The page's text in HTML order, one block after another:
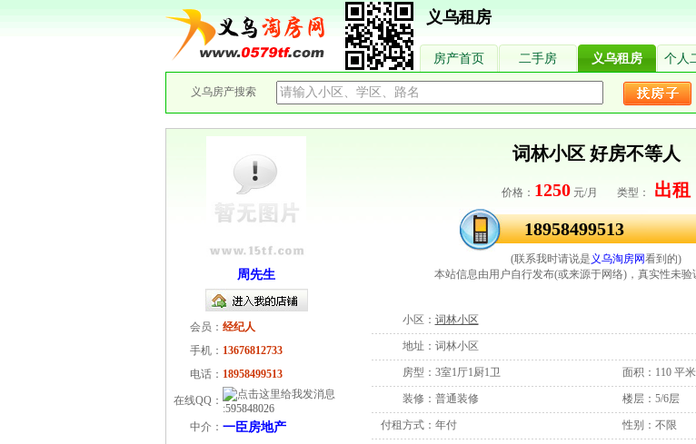
义乌租房
房产首页 二手房 义乌租房 个人
义乌房产搜索
周先生
会员： 经纪人
手机： 13676812733
电话： 18958499513
在线QQ：
:595848026
中介： 一臣房地产
词林小区 好房不等人
价格： 1250 元/月 类型：
出租
18958499513
(联系我时请说是 义乌淘房网看到的)
本站信息由用户自行发布(或来源于网络)，真实性未验
小区： 词林小区
地址： 词林小区
房型： 3室1厅1厨1卫 面积： 110 平米
装修： 普通装修 楼层： 5/6层
付租方式： 年付 性别： 不限